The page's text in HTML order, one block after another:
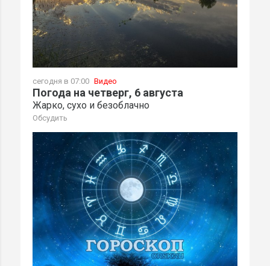
сегодня в 07:00 Видео
Погода на четверг, 6 августа
Жарко, сухо и безоблачно
Обсудить